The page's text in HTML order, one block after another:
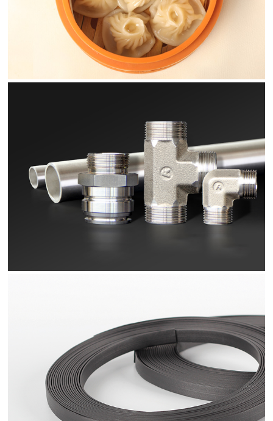
安德产品拍摄
中车集团 配件供应商画册设计印刷
科汇科技 - 产品拍摄
20年专业门窗幕墙防火密封产品的专业制造商